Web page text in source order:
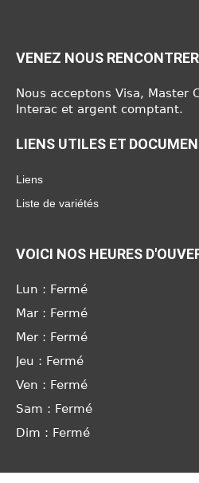
VENEZ NOUS
Nous acceptons Visa, Master
Interac et argent comptant.
LIENS UTILES ET
Liens
Liste de variétés
VOICI NOS HEURES
Lun : Fermé
Mar : Fermé
Mer : Fermé
Jeu : Fermé
Ven : Fermé
Sam : Fermé
Dim : Fermé